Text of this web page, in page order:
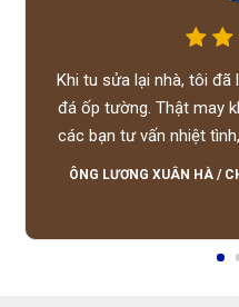
Khi tu sửa lại nhà, tôi
đá ốp tường. Thật may
các bạn tư vấn nhiệt
lượng tốt, giá
ÔNG LƯƠNG XUÂN HÀ /